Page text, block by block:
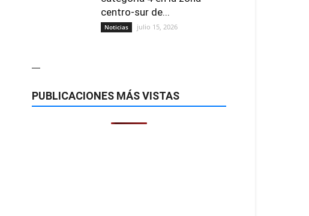
centro-sur de...
Noticias julio 15, 2026
—
PUBLICACIONES MÁS VISTAS